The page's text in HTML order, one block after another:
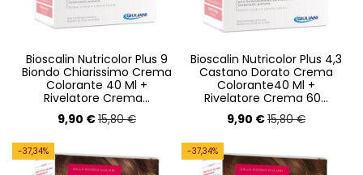
Bioscalin Nutricolor Plus 9
Biondo Chiarissimo Crema
Colorante 40 Ml +
Rivelatore Crema...
9,90 €15,80 €
Bioscalin Nutricolor Plus 4,3
Castano Dorato Crema
Colorante40 Ml +
Rivelatore Crema 60...
9,90 €15,80 €
-37,34% -37,34%